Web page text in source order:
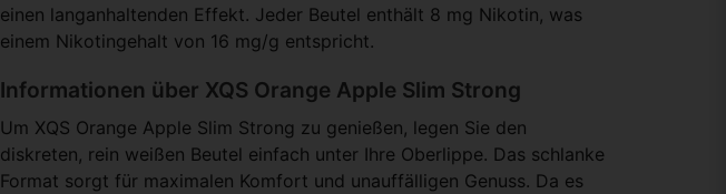
einen langanhaltenden Effekt. Jeder Beutel enthält 8 mg Nikotin, was
einem Nikotingehalt von 16 mg/g entspricht.
Informationen über XQS Orange Apple Slim Strong
Um XQS Orange Apple Slim Strong zu genießen, legen Sie den
diskreten, rein weißen Beutel einfach unter Ihre Oberlippe. Das schlanke
Format sorgt für maximalen Komfort und unauffälligen Genuss. Da es